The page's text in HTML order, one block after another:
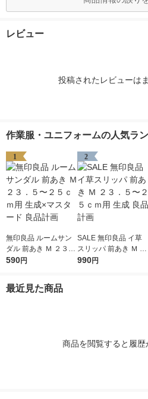
レビュー
投稿されたレビューは
作業服・ユニフォームの人気ラ
1
無印良品 ルームサン
ダル 前あき Ｍ ２３．
５〜２５ｃｍ用 生成×
590円
2
SALE 無印良品 イ草
スリッパ 前あき Ｍ ２
３．５〜２５ｃｍ用
990円
最近見た商品
商品を閲覧すると履